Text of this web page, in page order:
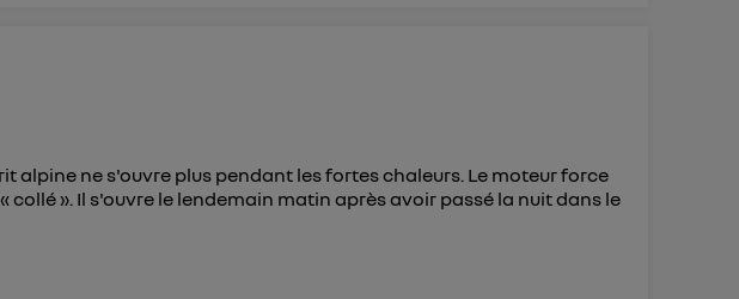
alpine ne s'ouvre plus pendant les fortes chaleurs. Le moteur force
collé ». Il s'ouvre le lendemain matin après avoir passé la nuit dans le